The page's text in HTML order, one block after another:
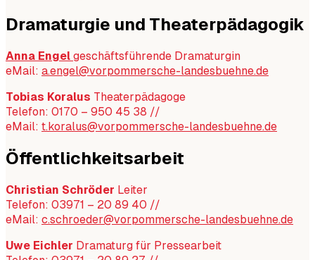
Dramaturgie und Theaterpädagogik
Anna Engel geschäftsführende Dramaturgin
eMail: a.engel@vorpommersche-landesbuehne.de
Tobias Koralus Theaterpädagoge
Telefon: 0170 – 950 45 38 //
eMail: t.koralus@vorpommersche-landesbuehne.de
Öffentlichkeitsarbeit
Christian Schröder Leiter
Telefon: 03971 – 20 89 40 //
eMail: c.schroeder@vorpommersche-landesbuehne.de
Uwe Eichler Dramaturg für Pressearbeit